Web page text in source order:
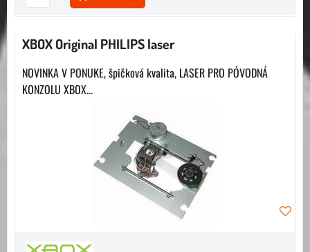
XBOX Original PHILIPS laser
NOVINKA V PONUKE, špičková kvalita, LASER PRO PÓVODNÁ
KONZOLU XBOX...